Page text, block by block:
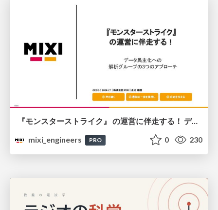
『モンスターストライク』 の運営に伴走する！ データ民主化への 解析グループの3つのアプローチ
mixi_engineers
PRO 0 230